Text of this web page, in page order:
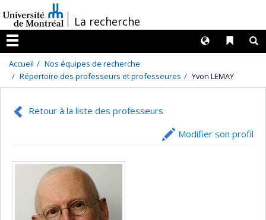
au
contenu
/La recherche
Menu
Liens
Langues
Accueil
Nos équipes de recherche
Répertoire des professeurs et professeures
Yvon LEMAY
Retour à la liste des professeurs
Modifier son profil